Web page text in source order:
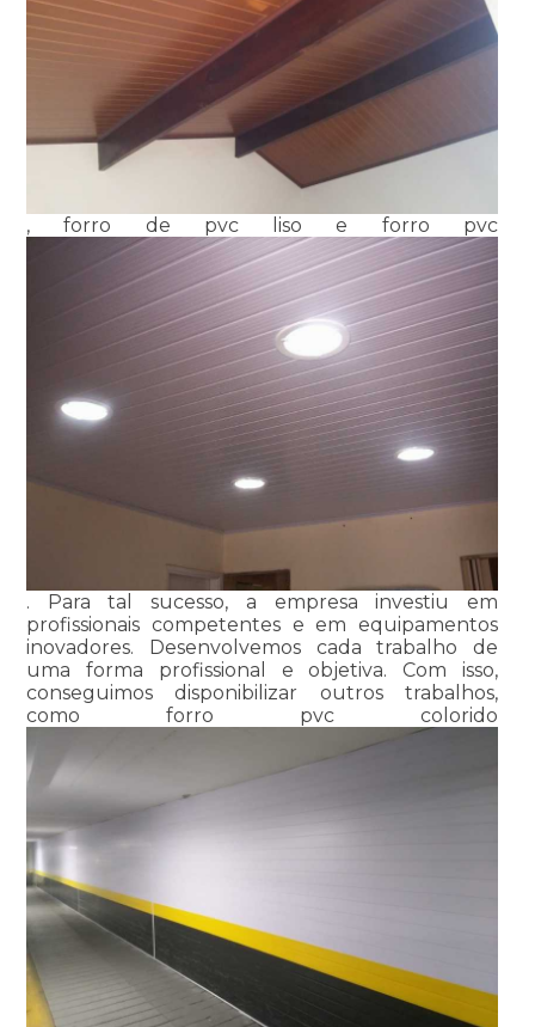
, forro de pvc liso e forro pvc
. Para tal sucesso, a empresa investiu em
profissionais competentes e em equipamentos
inovadores. Desenvolvemos cada trabalho de
uma forma profissional e objetiva. Com isso,
conseguimos disponibilizar outros trabalhos,
como forro pvc colorido